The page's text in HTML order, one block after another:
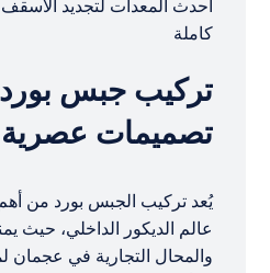
أحدث المعدات لتجديد الأسقف
كاملة
تركيب جبس
تصميمات عصرية
يُعد تركيب الجبس بورد من
عالم الديكور الداخلي، حيث
والمحال التجارية في عجمان